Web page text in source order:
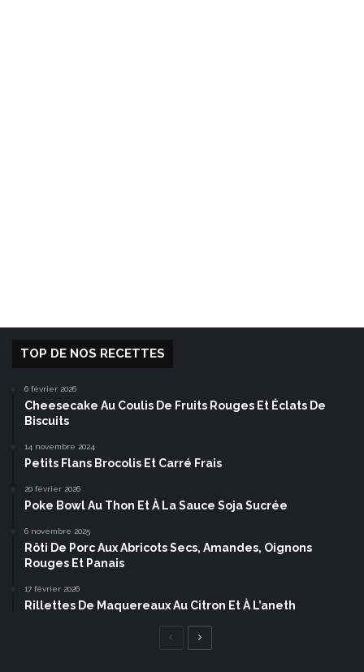
TOP DE NOS RECETTES
6 février 2026
Cheesecake Au Coulis De Fruits Rouges Et Éclats De
Biscuits
14 novembre 2024
Petits Flans Brocolis Et Carré Frais
20 février 2026
Poke Bowl Au Thon Et À La Sauce Soja Sucrée
6 novembre 2025
Rôti De Porc Aux Abricots Secs, Amandes, Oignons
Rouges Et Panais
17 février 2026
Rillettes De Maquereaux Au Citron Et À L’aneth
Page